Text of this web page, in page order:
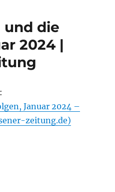
die
2024 |
Januar 2024 –
zeitung.de)